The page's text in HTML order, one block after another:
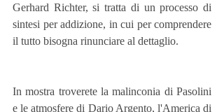
Gerhard Richter, si tratta di un processo di
sintesi per addizione, in cui per comprendere
il tutto bisogna rinunciare al dettaglio.
In mostra troverete la malinconia di Pasolini
e le atmosfere di Dario Argento, l'America di